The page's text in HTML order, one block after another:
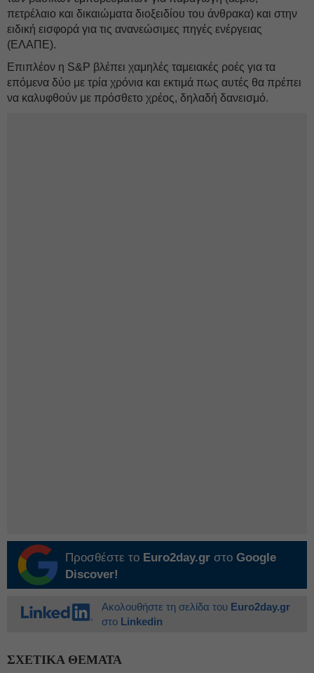
πετρέλαιο και δικαιώματα διοξειδίου του άνθρακα) και στην
ειδική εισφορά για τις ανανεώσιμες πηγές ενέργειας
(ΕΛΑΠΕ).
Επιπλέον η S&P βλέπει χαμηλές ταμειακές ροές για τα
επόμενα δύο με τρία χρόνια και εκτιμά πως αυτές θα πρέπει
να καλυφθούν με πρόσθετο χρέος, δηλαδή δανεισμό.
Προσθέστε το Euro2day.gr στο Google
Discover!
Ακολουθήστε τη σελίδα του Euro2day.gr
στο Linkedin
ΣΧΕΤΙΚΑ ΘΕΜΑΤΑ